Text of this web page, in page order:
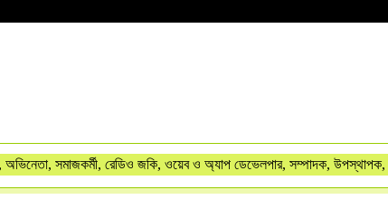
সমাজকর্মী, রেডিও জকি, ওয়েব ও অ্যাপ ডেভেলপার, সম্পাদক,